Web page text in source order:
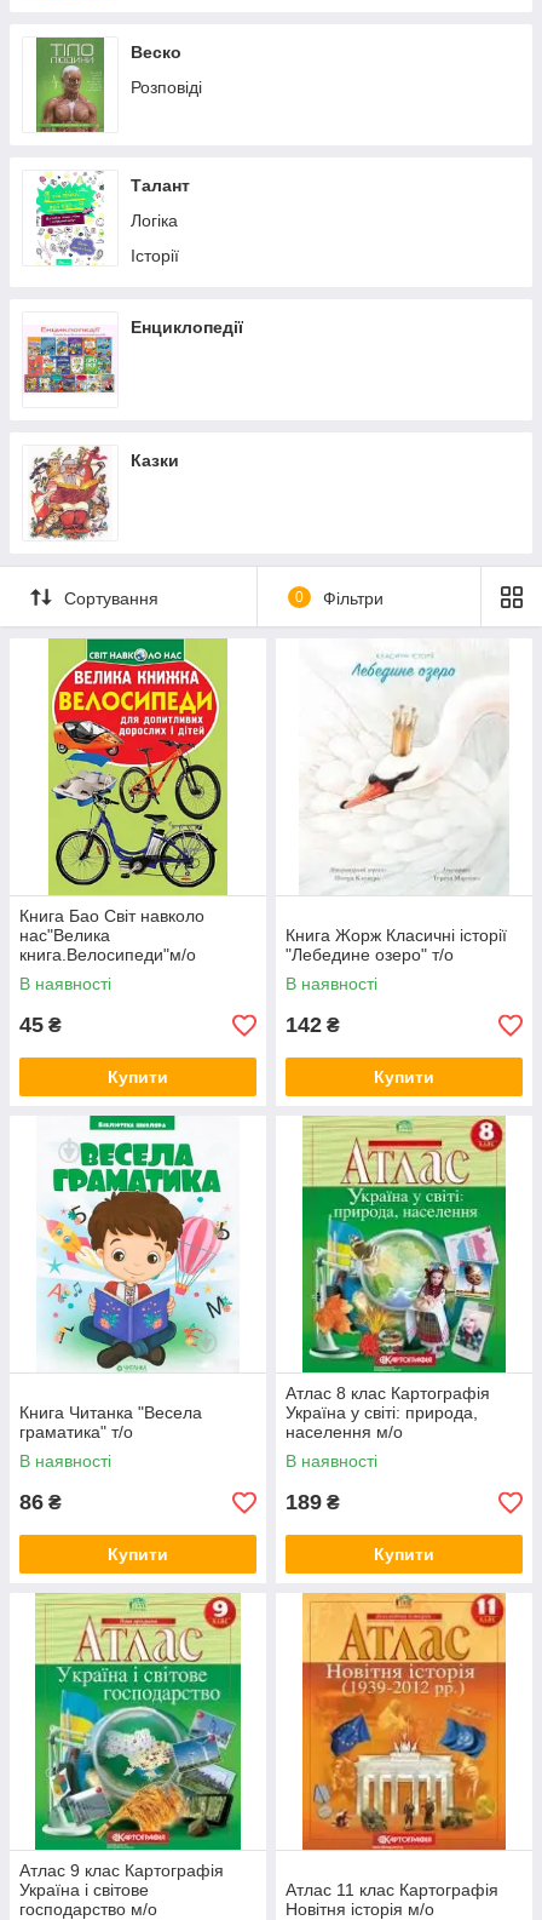
Веско
Розповіді
Талант
Логіка
Історії
Енциклопедії
Казки
Сортування 0 Фільтри
Книга Бао Світ навколо
нас"Велика
книга.Велосипеди"м/о
В наявності
45 ₴
Купити
Книга Жорж Класичні історії
"Лебедине озеро" т/о
В наявності
142 ₴
Купити
Книга Читанка "Весела
граматика" т/о
В наявності
86 ₴
Купити
Атлас 8 клас Картографія
Україна у світі: природа,
населення м/о
В наявності
189 ₴
Купити
Атлас 9 клас Картографія
Україна і світове
господарство м/о
Атлас 11 клас Картографія
Новітня історія м/о